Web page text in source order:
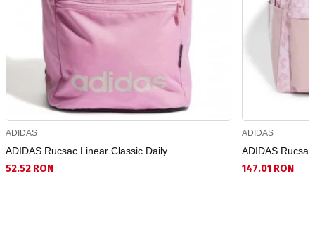
ADIDAS
ADIDAS Rucsac Linear Classic Daily
52.52 RON
ADIDAS
ADIDAS
147.01 RON